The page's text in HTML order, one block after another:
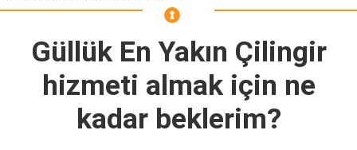
Güllük En Yakın Çilingir
hizmeti almak için ne
kadar beklerim?